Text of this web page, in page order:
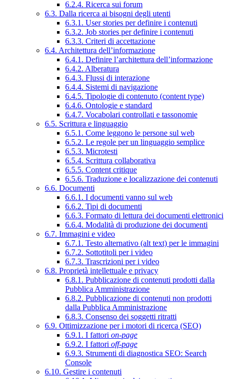
6.2.4. Ricerca sui forum
6.3. Dalla ricerca ai bisogni degli utenti
6.3.1. User stories per definire i contenuti
6.3.2. Job stories per definire i contenuti
6.3.3. Criteri di accettazione
6.4. Architettura dell’informazione
6.4.1. Definire l’architettura dell’informazione
6.4.2. Alberatura
6.4.3. Flussi di interazione
6.4.4. Sistemi di navigazione
6.4.5. Tipologie di contenuto (content type)
6.4.6. Ontologie e standard
6.4.7. Vocabolari controllati e tassonomie
6.5. Scrittura e linguaggio
6.5.1. Come leggono le persone sul web
6.5.2. Le regole per un linguaggio semplice
6.5.3. Microtesti
6.5.4. Scrittura collaborativa
6.5.5. Content critique
6.5.6. Traduzione e localizzazione dei contenuti
6.6. Documenti
6.6.1. I documenti vanno sul web
6.6.2. Tipi di documenti
6.6.3. Formato di lettura dei documenti elettronici
6.6.4. Modalità di produzione dei documenti
6.7. Immagini e video
6.7.1. Testo alternativo (alt text) per le immagini
6.7.2. Sottotitoli per i video
6.7.3. Trascrizioni per i video
6.8. Proprietà intellettuale e privacy
6.8.1. Pubblicazione di contenuti prodotti dalla
Pubblica Amministrazione
6.8.2. Pubblicazione di contenuti non prodotti
dalla Pubblica Amministrazione
6.8.3. Consenso dei soggetti ritratti
6.9. Ottimizzazione per i motori di ricerca (SEO)
6.9.1. I fattori on-page
6.9.2. I fattori off-page
6.9.3. Strumenti di diagnostica SEO: Search
Console
6.10. Gestire i contenuti